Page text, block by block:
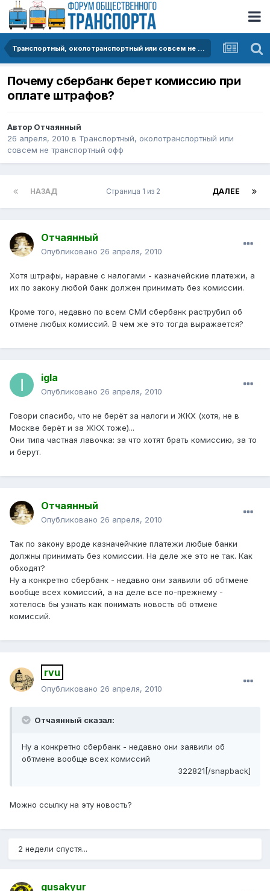
Транспортный, околотранспортный или совсем не транспортный офф
Почему сбербанк берет комиссию при
оплате штрафов?
Автор Отчаянный
26 апреля, 2010 в Транспортный, околотранспортный или
совсем не транспортный офф
НАЗАД ДАЛЕЕ
Страница 1 из 2
Отчаянный
Опубликовано 26 апреля, 2010
Хотя штрафы, наравне с налогами - казначейские платежи, а
их по закону любой банк должен принимать без комиссии.
Кроме того, недавно по всем СМИ сбербанк раструбил об
отмене любых комиссий. В чем же это тогда выражается?
igla
Опубликовано 26 апреля, 2010
Говори спасибо, что не берёт за налоги и ЖКХ (хотя, не в
Москве берёт и за ЖКХ тоже)...
Они типа частная лавочка: за что хотят брать комиссию, за то
и берут.
Отчаянный
Опубликовано 26 апреля, 2010
Так по закону вроде казначейчкие платежи любые банки
должны принимать без комиссии. На деле же это не так. Как
обходят?
Ну а конкретно сбербанк - недавно они заявили об обтмене
вообще всех комиссий, а на деле все по-прежнему -
хотелось бы узнать как понимать новость об отмене
комиссий.
rvu
Опубликовано 26 апреля, 2010
Отчаянный сказал:
Ну а конкретно сбербанк - недавно они заявили об
обтмене вообще всех комиссий
322821[/snapback]
Можно ссылку на эту новость?
2 недели спустя...
gusakyur